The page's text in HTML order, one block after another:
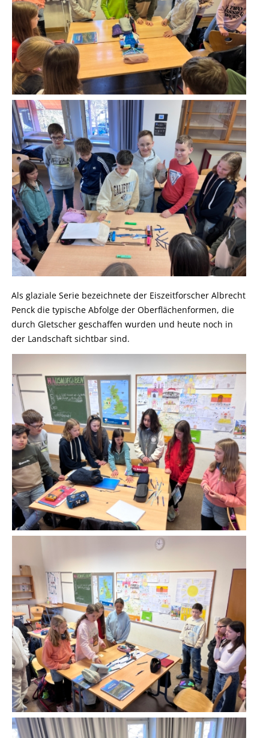
Als glaziale Serie bezeichnete der Eiszeitforscher Albrecht
Penck die typische Abfolge der Oberflächenformen, die
durch Gletscher geschaffen wurden und heute noch in
der Landschaft sichtbar sind.